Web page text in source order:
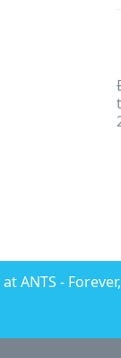
ANTS -